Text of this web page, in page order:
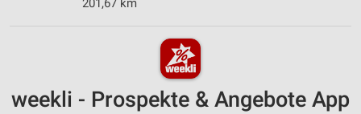
201,67 km
weekli - Prospekte & Angebote App